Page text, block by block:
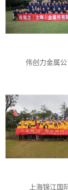
伟创力金属
上海锦江国